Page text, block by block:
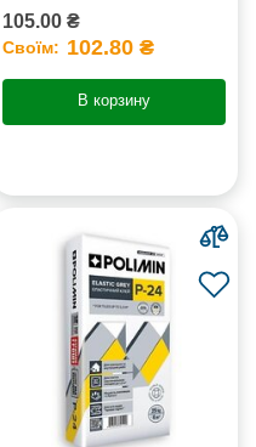
105.00 ₴
Своїм: 102.80 ₴
В корзину